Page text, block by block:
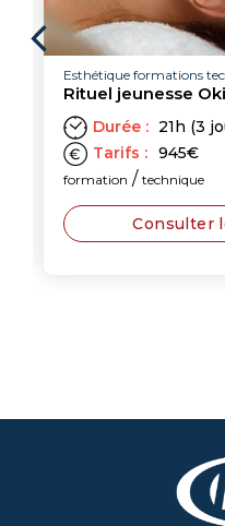
Esthétique formations
Rituel jeunesse
Durée : 21h (3
Tarifs : 945€
formation / technique
Consulter